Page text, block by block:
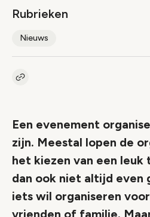
Rubrieken
Nieuws
Kopieer link naar artikel
Een evenement
zijn. Meestal lopen de
het kiezen van een leuk
dan ook niet altijd even
iets wil organiseren voor
vrienden of familie.